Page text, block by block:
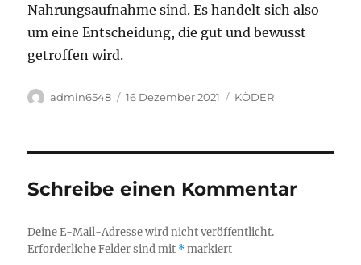
Nahrungsaufnahme sind. Es handelt sich also
um eine Entscheidung, die gut und bewusst
getroffen wird.
Autor
admin6548
Veröffentlicht
16 Dezember 2021 Kategorien
KÖDER
Schreibe einen Kommentar
Deine E-Mail-Adresse wird nicht veröffentlicht.
Erforderliche Felder sind mit *markiert